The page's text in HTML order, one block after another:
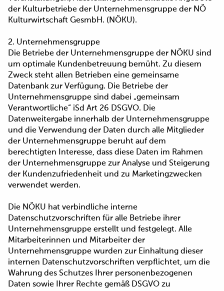
der Kulturbetriebe der Unternehmensgruppe der NÖ
Kulturwirtschaft GesmbH. (NÖKU).
2. Unternehmensgruppe
Die Betriebe der Unternehmensgruppe der NÖKU sind
um optimale Kundenbetreuung bemüht. Zu diesem
Zweck steht allen Betrieben eine gemeinsame
Datenbank zur Verfügung. Die Betriebe der
Unternehmensgruppe sind dabei „gemeinsam
Verantwortliche“ iSd Art 26 DSGVO. Die
Datenweitergabe innerhalb der Unternehmensgruppe
und die Verwendung der Daten durch alle Mitglieder
der Unternehmensgruppe beruht auf dem
berechtigten Interesse, dass diese Daten im Rahmen
der Unternehmensgruppe zur Analyse und Steigerung
der Kundenzufriedenheit und zu Marketingzwecken
verwendet werden.
Die NÖKU hat verbindliche interne
Datenschutzvorschriften für alle Betriebe ihrer
Unternehmensgruppe erstellt und festgelegt. Alle
Mitarbeiterinnen und Mitarbeiter der
Unternehmensgruppe wurden zur Einhaltung dieser
internen Datenschutzvorschriften verpflichtet, um die
Wahrung des Schutzes Ihrer personenbezogenen
Daten sowie Ihrer Rechte gemäß DSGVO zu